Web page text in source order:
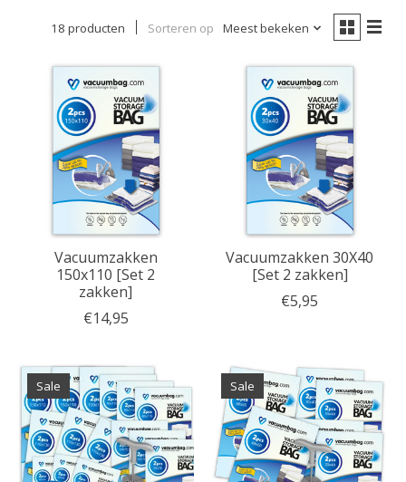
18 producten Sorteren op Meest bekeken
Vacuumzakken
150x110 [Set 2
zakken]
€14,95
Vacuumzakken 30X40
[Set 2 zakken]
€5,95
Sale Sale